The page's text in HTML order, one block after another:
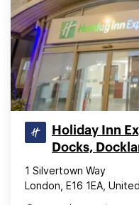
Holiday Inn
Docks,
1 Silvertown Way
London, E16 1EA,